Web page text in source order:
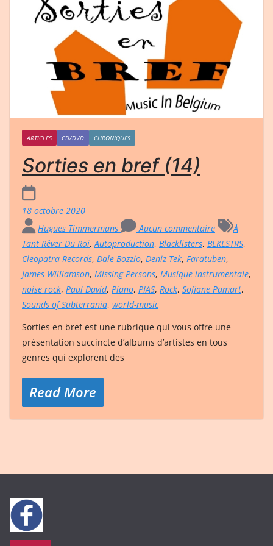
ARTICLES CD/DVD CHRONIQUES
Sorties en bref (14)
18 octobre 2020
Hugues Timmermans
Aucun commentaire
À
Tant Rêver Du Roi, Autoproduction, Blacklisters, BLKLSTRS,
Cleopatra Records, Dale Bozzio, Deniz Tek, Faratuben,
James Williamson, Missing Persons, Musique instrumentale,
noise rock, Paul David, Piano, PIAS, Rock, Sofiane Pamart,
Sounds of Subterrania, world-music
Sorties en bref est une rubrique qui vous offre une
présentation succincte d’albums d’artistes en tous
genres qui explorent des
Read More